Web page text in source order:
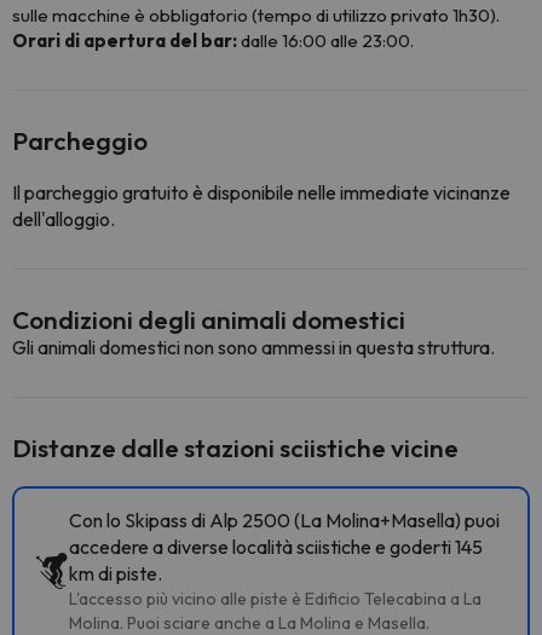
sulle macchine è obbligatorio (tempo di utilizzo privato 1h30).
Orari di apertura del bar:dalle 16:00 alle 23:00.
Parcheggio
Il parcheggio gratuito è disponibile nelle immediate vicinanze
dell'alloggio.
Condizioni degli animali domestici
Gli animali domestici non sono ammessi in questa struttura.
Distanze dalle stazioni sciistiche vicine
Con lo Skipass di Alp 2500 (La Molina+Masella) puoi
accedere a diverse località sciistiche e goderti 145
km di piste.
L'accesso più vicino alle piste è Edificio Telecabina a La
Molina. Puoi sciare anche a La Molina e Masella.